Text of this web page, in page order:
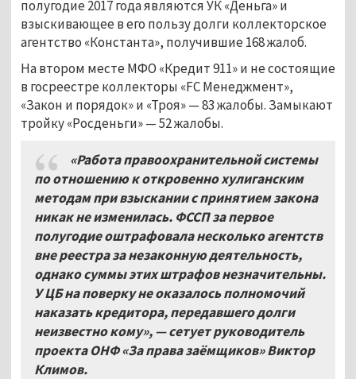
полугодие 2017 года являются УК «Деньга» и
взыскивающее в его пользу долги коллекторское
агентство «Константа», получившие 168 жалоб.
На втором месте МФО «Кредит 911» и не состоящие
в госреестре коллекторы «FC Менеджмент»,
«Закон и порядок» и «Троя» — 83 жалобы. Замыкают
тройку «Росденьги» — 52 жалобы.
«Работа правоохранительной системы
по отношению к откровенно хулиганским
методам при взыскании с принятием закона
никак не изменилась. ФССП за первое
полугодие оштрафовала несколько агентств
вне реестра за незаконную деятельность,
однако суммы этих штрафов незначительны.
У ЦБ на поверку не оказалось полномочий
наказать кредитора, передавшего долги
неизвестно кому», — сетует руководитель
проекта ОНФ «За права заёмщиков» Виктор
Климов.